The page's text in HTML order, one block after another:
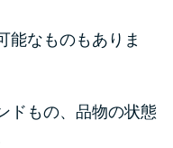
能なものもありま
ドもの、品物の状態